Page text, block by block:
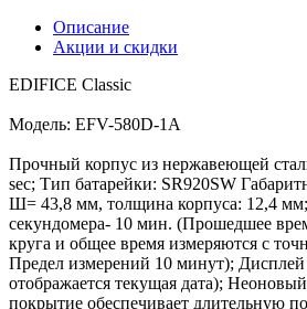
Описание
Акции и скидки
EDIFICE Classic
Модель: EFV-580D-1A
Прочный корпус из нержавеющей
sec; Тип батарейки: SR920SW
Ш= 43,8 мм, толщина корпуса: 12,4
секундомера- 10 мин. (Прошедшее
круга и общее время измеряются с
Предел измерений 10 минут);
отображается текущая дата);
покрытие обеспечивает длительную